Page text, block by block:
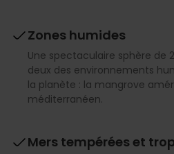
Zones humides
Une spectaculaire sphère de
deux des environnements
la planète : la mangrove
méditerranéen.
Mers tempérées et